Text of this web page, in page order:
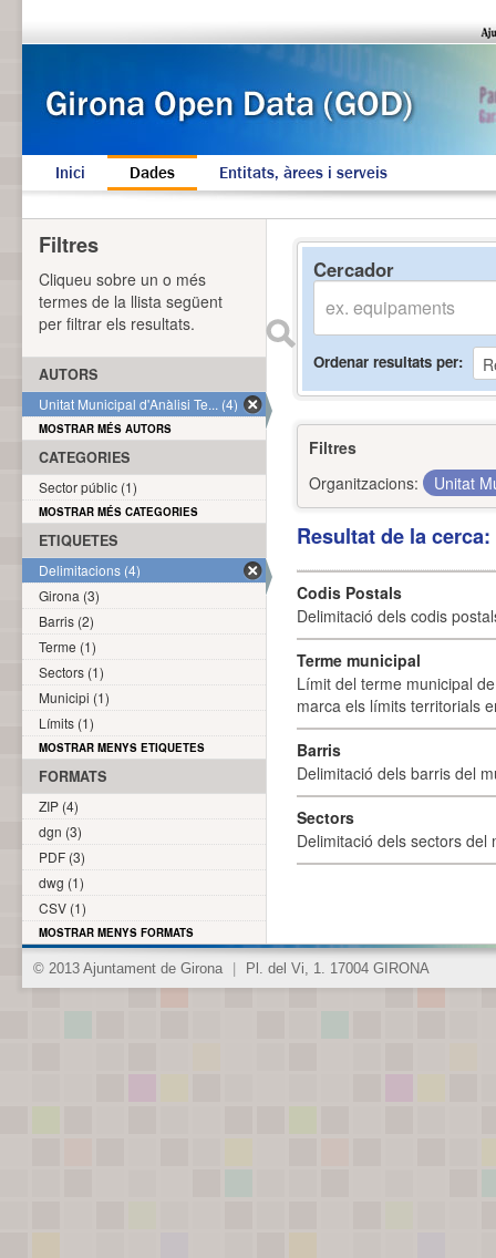
Inici Dades Entitats, àrees i serveis
Cercador
Ordenar resultats per
Filtres
Organitzacions:
Unitat
Resultat de la
Codis Postals
Delimitació dels codis
Terme municipal
Límit del terme municipal
marca els límits territorials
Barris
Delimitació dels barris del
Sectors
Delimitació dels sectors del
Filtres
Cliqueu sobre un o més
termes de la llista següent
per filtrar els resultats.
AUTORS
Unitat Municipal d'Anàlisi Te... (4)
MOSTRAR MÉS AUTORS
CATEGORIES
Sector públic (1)
MOSTRAR MÉS CATEGORIES
ETIQUETES
Delimitacions (4)
Girona (3)
Barris (2)
Terme (1)
Sectors (1)
Municipi (1)
Límits (1)
MOSTRAR MENYS ETIQUETES
FORMATS
ZIP (4)
dgn (3)
PDF (3)
dwg (1)
CSV (1)
MOSTRAR MENYS FORMATS
© 2013 Ajuntament de Girona Pl. del Vi, 1. 17004 GIRONA